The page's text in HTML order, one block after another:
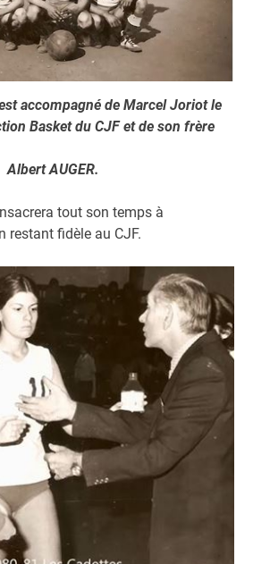
accompagné de Marcel Joriot le
Basket du CJF et de son frère
Albert AUGER.
tout son temps à
restant fidèle au CJF.